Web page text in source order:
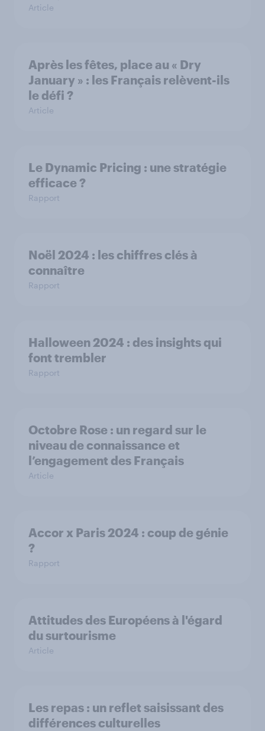
Article
Après les fêtes, place au « Dry
January » : les Français relèvent-ils
le défi ?
Article
Le Dynamic Pricing : une stratégie
efficace ?
Rapport
Noël 2024 : les chiffres clés à
connaître
Rapport
Halloween 2024 : des insights qui
font trembler
Rapport
Octobre Rose : un regard sur le
niveau de connaissance et
l’engagement des Français
Article
Accor x Paris 2024 : coup de génie
?
Rapport
Attitudes des Européens à l'égard
du surtourisme
Article
Les repas : un reflet saisissant des
différences culturelles